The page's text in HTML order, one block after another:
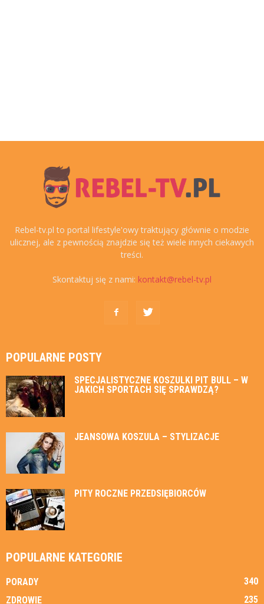
Rebel-tv.pl to portal lifestyle'owy traktujący głównie o modzie
ulicznej, ale z pewnością znajdzie się też wiele innych ciekawych
treści.
Skontaktuj się z nami: kontakt@rebel-tv.pl
POPULARNE POSTY
SPECJALISTYCZNE KOSZULKI PIT BULL – W
JAKICH SPORTACH SIĘ SPRAWDZĄ?
JEANSOWA KOSZULA – STYLIZACJE
PITY ROCZNE PRZEDSIĘBIORCÓW
POPULARNE KATEGORIE
PORADY
340
ZDROWIE
235